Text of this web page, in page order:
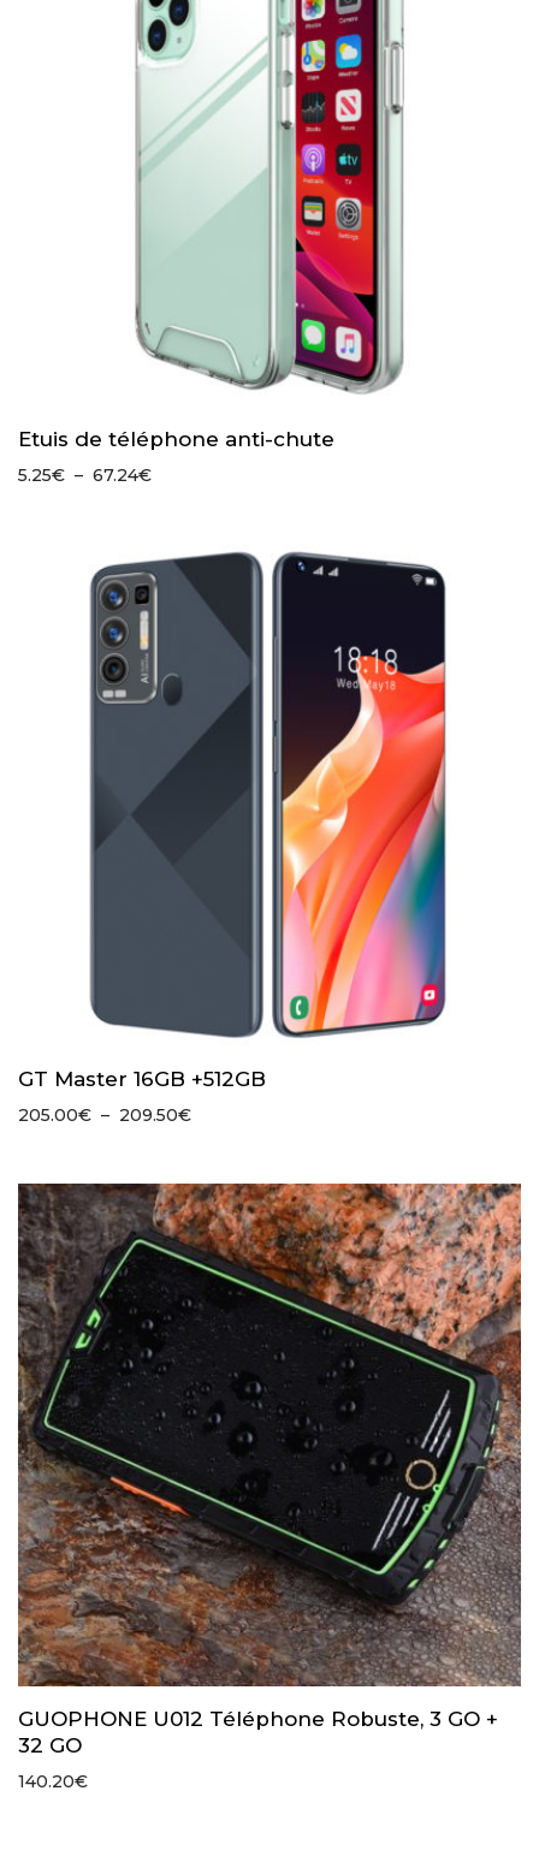
Etuis de téléphone anti-chute
5.25€ – 67.24€Plage
5.25€
à
67.24€
GT Master 16GB +512GB
205.00€ – 209.50€Plage
205.00€
à
209.50€
GUOPHONE U012 Téléphone Robuste, 3 GO +
32 GO
140.20€